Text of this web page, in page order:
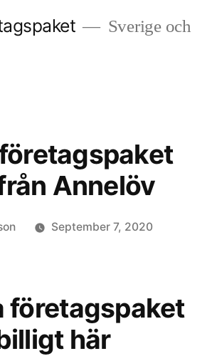
Sverige och
Annelöv
September 7, 2020
företagspaket
här